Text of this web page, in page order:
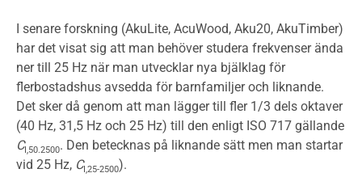
I senare forskning (AkuLite, AcuWood, Aku20, AkuTimber)
har det visat sig att man behöver studera frekvenser ända
ner till 25 Hz när man utvecklar nya bjälklag för
flerbostadshus avsedda för barnfamiljer och liknande.
Det sker då genom att man lägger till fler 1/3 dels oktaver
(40 Hz, 31,5 Hz och 25 Hz) till den enligt ISO 717 gällande
CI,50.2500. Den betecknas på liknande sätt men man startar
vid 25 Hz, CI,25-2500).